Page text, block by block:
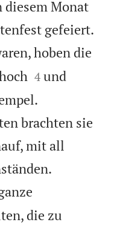
diesem Monat
gefeiert.
hoben die


4 und
brachten sie
mit all
die zu